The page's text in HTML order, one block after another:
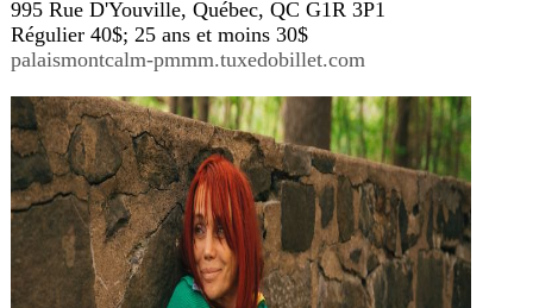
995 Rue D'Youville, Québec, QC G1R 3P1
Régulier 40$; 25 ans et moins 30$
palaismontcalm-pmmm.tuxedobillet.com